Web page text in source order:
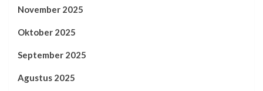
November 2025
Oktober 2025
September 2025
Agustus 2025